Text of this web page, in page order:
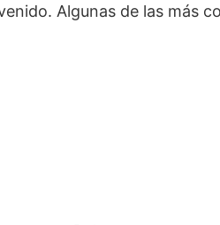
Algunas de las más